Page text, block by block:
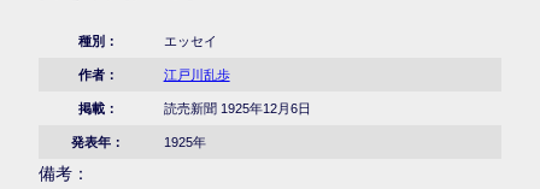
種別： エッセイ
作者： 江戸川乱歩
掲載： 読売新聞 1925年12月6日
発表年： 1925年
備考：